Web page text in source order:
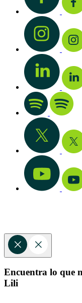
Encuentra lo que
Lili